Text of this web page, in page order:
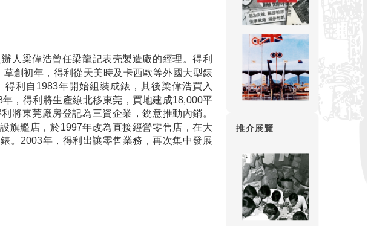
人梁偉浩曾任梁龍記表壳製造廠的經理。得利
創初年，得利從天美時及卡西歐等外國大型錶
利自1983年開始組裝成錶，其後梁偉浩買入
，得利將生產線北移東莞，買地建成18,000平
將東莞廠房登記為三資企業，銳意推動內銷。
旗艦店，於1997年改為直接經營零售店，在大
。2003年，得利出讓零售業務，再次集中發展
推介展覽